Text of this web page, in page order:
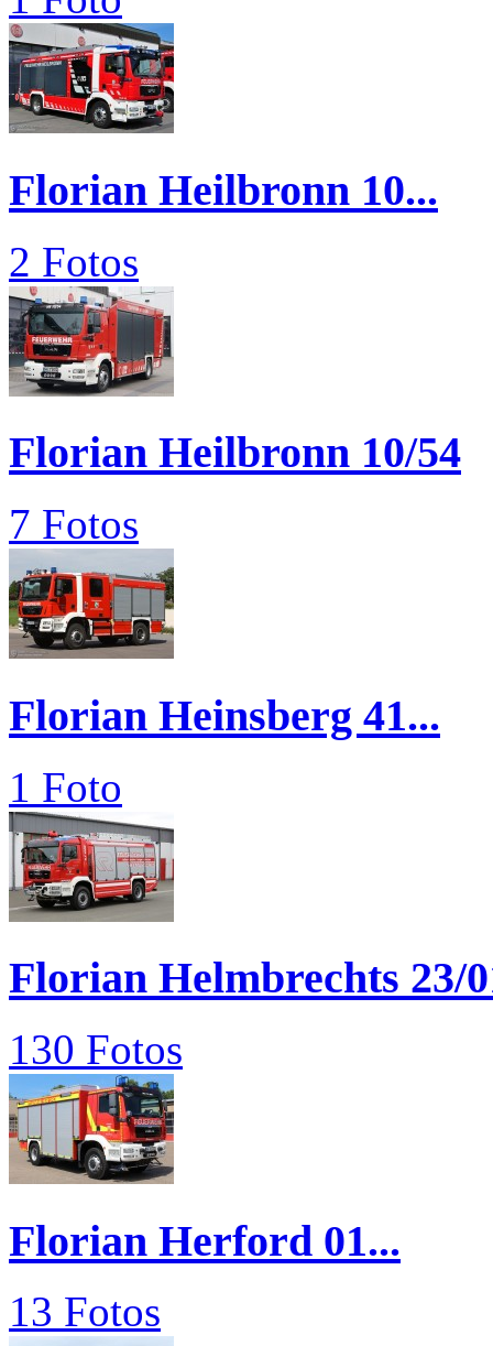
Florian Heilbronn 10...
2 Fotos
Florian Heilbronn 10/54
7 Fotos
Florian Heinsberg 41...
1 Foto
Florian Helmbrechts 23/
130 Fotos
Florian Herford 01...
13 Fotos